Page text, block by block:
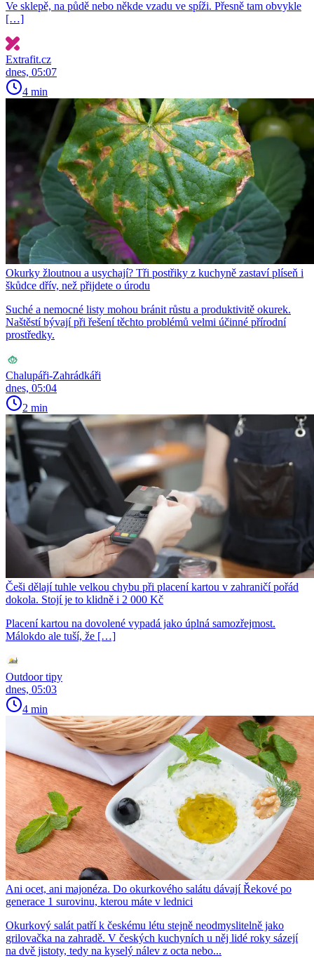
Ve sklepě, na půdě nebo někde vzadu ve spíži. Přesně tam obvykle
[…]
Extrafit.cz
dnes, 05:07
4 min
Okurky žloutnou a usychají? Tři postřiky z kuchyně zastaví plíseň i
škůdce dřív, než přijdete o úrodu
Suché a nemocné listy mohou bránit růstu a produktivitě okurek.
Naštěstí bývají při řešení těchto problémů velmi účinné přírodní
prostředky.
Chalupáři-Zahrádkáři
dnes, 05:04
2 min
Češi dělají tuhle velkou chybu při placení kartou v zahraničí pořád
dokola. Stojí je to klidně i 2 000 Kč
Placení kartou na dovolené vypadá jako úplná samozřejmost.
Málokdo ale tuší, že […]
Outdoor tipy
dnes, 05:03
4 min
Ani ocet, ani majonéza. Do okurkového salátu dávají Řekové po
generace 1 surovinu, kterou máte v lednici
Okurkový salát patří k českému létu stejně neodmyslitelně jako
grilovačka na zahradě. V českých kuchyních u něj lidé roky sázejí
na dvě jistoty, tedy na kyselý nálev z octa nebo...